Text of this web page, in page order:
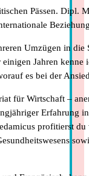
Pässen. Dipl.
Umzügen in die
Jahren kenne
es bei der
für Wirtschaft –
Erfahrung
profitierst